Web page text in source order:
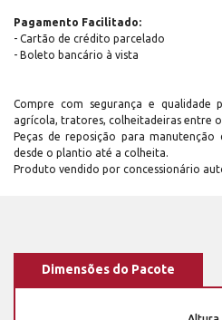
Pagamento Facilitado:
- Cartão de crédito parcelado
- Boleto bancário à vista
Compre com segurança e qualidade
agrícola, tratores, colheitadeiras entre
Peças de reposição para
desde o plantio até a colheita.
Produto vendido por concessionário
Dimensões do Pacote